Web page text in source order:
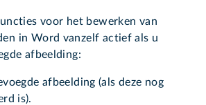
voor het bewerken van
in Word vanzelf actief als u
afbeelding:
afbeelding (als deze nog
is).